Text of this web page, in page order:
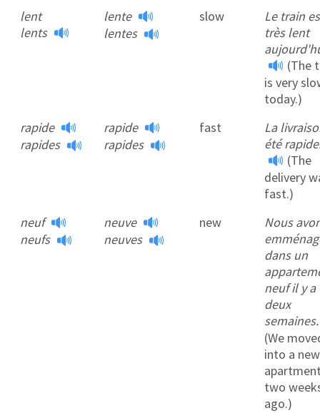
lent
lents
lente
lentes
slow
Le train
très lent
(The
is very
today.)
rapide
rapides
rapide
rapides
fast
La
été
(The
delivery
fast.)
neuf
neufs
neuve
neuves
new
Nous
dans un
neuf il y a
deux
(We
into a new
two
ago.)